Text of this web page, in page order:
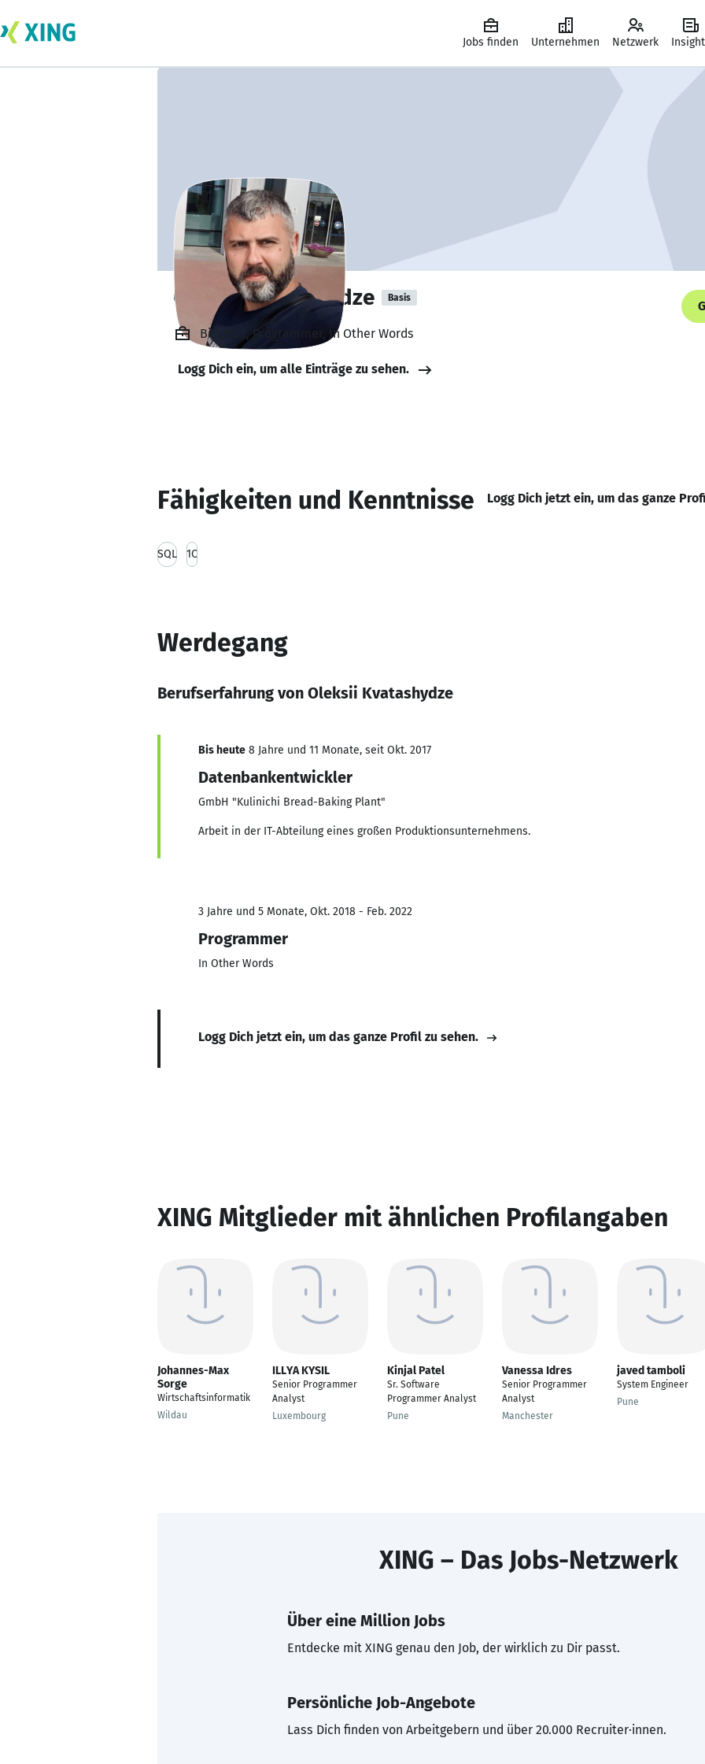
Jobs finden Unternehmen Netzwerk
Oleksii Kvatashydze Basis
Bis 2022, Programmer, In Other Words
Logg Dich ein, um alle Einträge zu sehen.
Fähigkeiten und Kenntnisse Logg Dich jetzt ein, um das ganze
SQL 1C
Werdegang
Berufserfahrung von Oleksii Kvatashydze
Bis heute 8 Jahre und 11 Monate, seit Okt. 2017
Datenbankentwickler
GmbH "Kulinichi Bread-Baking Plant"
Arbeit in der IT-Abteilung eines großen Produktionsunternehmens.
3 Jahre und 5 Monate, Okt. 2018 - Feb. 2022
Programmer
In Other Words
Logg Dich jetzt ein, um das ganze Profil zu sehen.
XING Mitglieder mit ähnlichen Profilangaben
Johannes-Max
Sorge
Wirtschaftsinformatik
Wildau
ILLYA KYSIL
Senior Programmer
Analyst
Luxembourg
Kinjal Patel
Sr. Software
Programmer Analyst
Pune
Vanessa Idres
Senior Programmer
Analyst
Manchester
javed tamboli
System Engineer
Pune
XING – Das Jobs-Netzwerk
Über eine Million Jobs
Entdecke mit XING genau den Job, der wirklich zu Dir passt.
Persönliche Job-Angebote
Lass Dich finden von Arbeitgebern und über 20.000 Recruiter·innen.